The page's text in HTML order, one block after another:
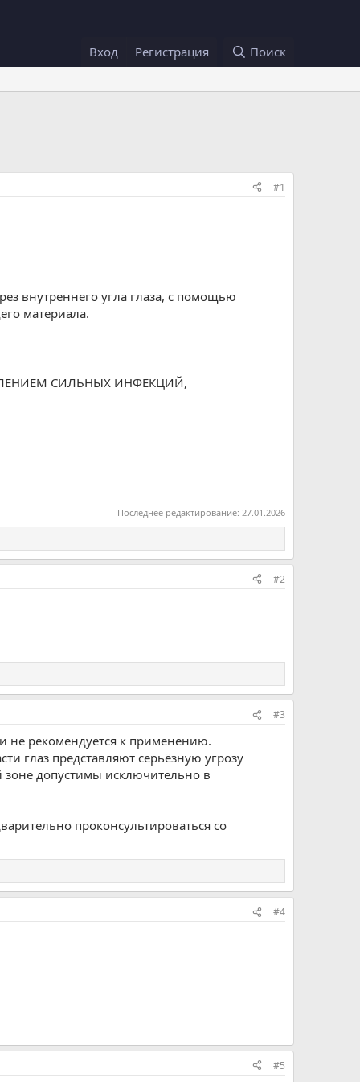
Вход Регистрация Поиск
#1
внутреннего угла глаза, с помощью
материала.
СИЛЬНЫХ ИНФЕКЦИЙ,
Последнее редактирование: 27.01.2026
#2
#3
не рекомендуется к применению.
глаз представляют серьёзную угрозу
допустимы исключительно в
проконсультироваться со
#4
#5